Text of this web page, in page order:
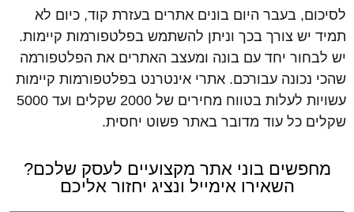
לסיכום, בעבר היום בונים אתרים בעזרת קוד, כיום לא
תמיד יש צורך בכך וניתן להשתמש בפלטפורמות קיימות.
יש לבחור יחד עם בונה ומעצב האתרים את הפלטפורמה
שהכי נכונה עבורכם. אתרי אינטרנט בפלטפורמות קיימות
עשויות לעלות בטווח מחירים של 2000 שקלים ועד 5000
שקלים כל עוד מדובר באתר פשוט יחסית.
מחפשים בוני אתר מקצועיים לעסק שלכם?
השאירו אימייל ונציג יחזור אליכם